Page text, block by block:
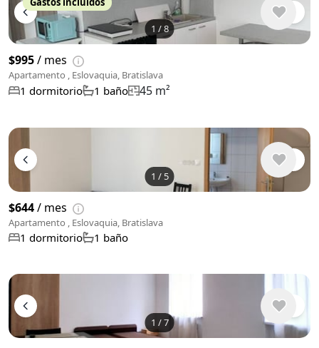
1 /8
$995/ mes
Apartamento , Eslovaquia, Bratislava
1 dormitorio 1 baño 45 m²
1 / 5
$644/ mes
Apartamento , Eslovaquia, Bratislava
1 dormitorio 1 baño
1 /7